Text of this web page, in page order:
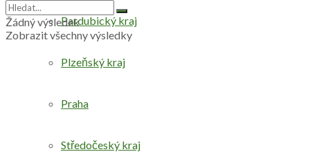
Pardubický kraj
Plzeňský kraj
Praha
Středočeský kraj
Žádný výsledek
Zobrazit všechny výsledky